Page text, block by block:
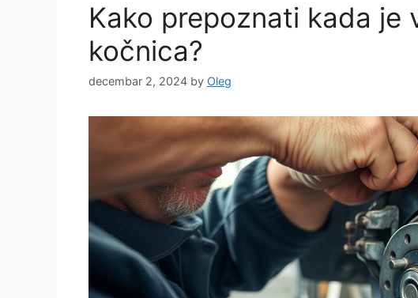
Kako prepoznati kada je
kočnica?
decembar 2, 2024 by Oleg